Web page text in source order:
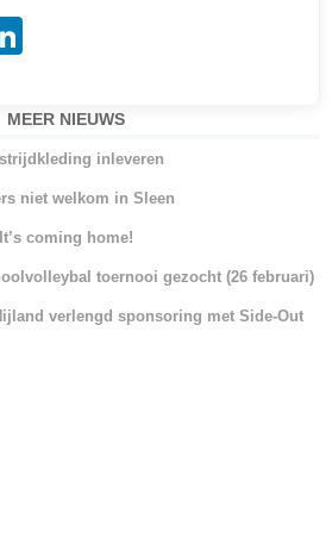
k
e
dI
n
MEER NIEUWS
inleveren
niet welkom in Sleen
It’s coming home!
toernooi gezocht (26 februari)
verlengd sponsoring met Side-Out